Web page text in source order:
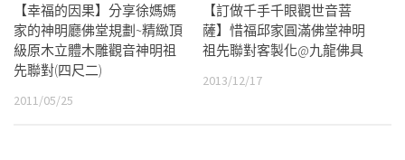
【幸福的因果】分享徐媽媽
家的神明廳佛堂規劃~精緻頂
級原木立體木雕觀音神明祖
先聯對(四尺二)
2011/05/25
【訂做千手千眼觀世音菩
薩】惜福邱家圓滿佛堂神明
祖先聯對客製化@九龍佛具
2013/12/17